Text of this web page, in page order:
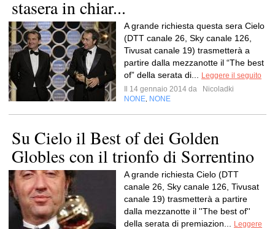
stasera in chiar...
A grande richiesta questa sera Cielo
(DTT canale 26, Sky canale 126,
Tivusat canale 19) trasmetterà a
partire dalla mezzanotte il “The best
of” della serata di...
Leggere il seguito
Il 14 gennaio 2014 da
Nicoladki
NONE NONE
Su Cielo il Best of dei Golden
Globles con il trionfo di Sorrentino
A grande richiesta Cielo (DTT
canale 26, Sky canale 126, Tivusat
canale 19) trasmetterà a partire
dalla mezzanotte il ''The best of''
della serata di premiazion...
Leggere